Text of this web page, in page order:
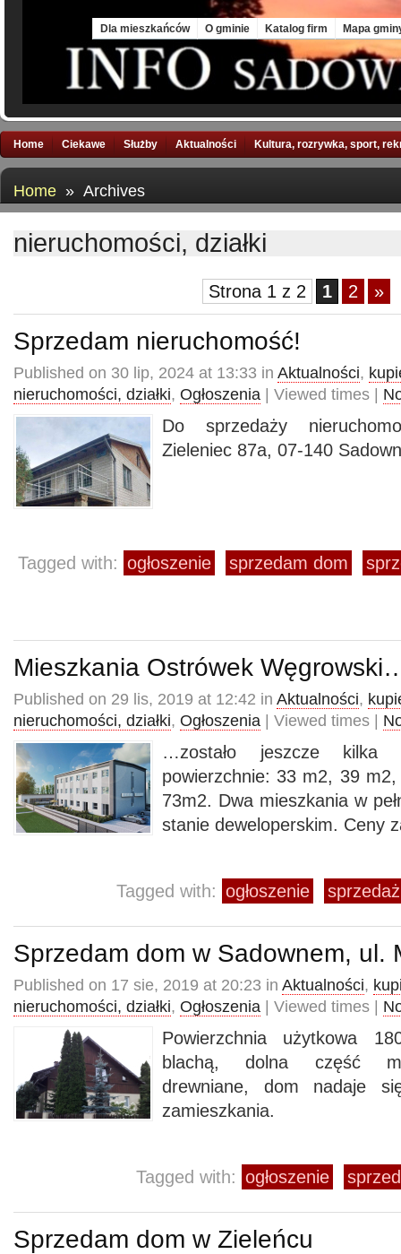
Dla mieszkańców O gminie Katalog firm Mapa
Home Ciekawe Służby Aktualności Kultura, rozrywka, sport,
Home » Archives
nieruchomości, działki
Strona 1 z 2 1 2 »
Sprzedam nieruchomość!
Published on 30 lip, 2024 at 13:33 in Aktualności,
nieruchomości, działki, Ogłoszenia | Viewed times |
Do sprzedaży
Zieleniec 87a, 07-140
Tagged with: ogłoszenie sprzedam dom
Mieszkania Ostrówek
Published on 29 lis, 2019 at 12:42 in Aktualności,
nieruchomości, działki, Ogłoszenia | Viewed times |
…zostało jeszcze kilka
powierzchnie: 33 m2, 39
73m2. Dwa mieszkania w
stanie deweloperskim. Ceny
Tagged with: ogłoszenie
Sprzedam dom w Sadownem, ul.
Published on 17 sie, 2019 at 20:23 in Aktualności,
nieruchomości, działki, Ogłoszenia | Viewed times |
Powierzchnia użytkowa
blachą, dolna część
drewniane, dom nadaje
zamieszkania.
Tagged with: ogłoszenie
Sprzedam dom w Zieleńcu